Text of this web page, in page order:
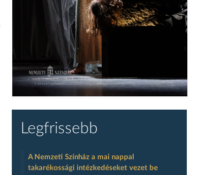
Legfrissebb
A Nemzeti Színház a mai nappal
takarékossági intézkedéseket vezet be